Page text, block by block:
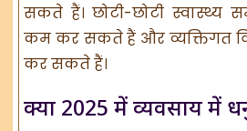
सकते हैं। छोटी-छोटी स्वास्थ्य
कम कर सकते हैं और व्यक्तिगत
कर सकते हैं।
क्या 2025 में व्यवसाय में